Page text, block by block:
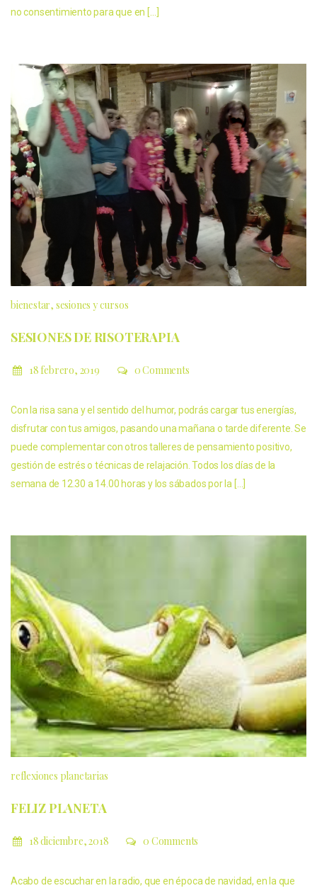
no consentimiento para que en […]
bienestar sesiones y cursos
SESIONES DE RISOTERAPIA
18 febrero, 2019 0 Comments
Con la risa sana y el sentido del humor, podrás cargar tus energías,
disfrutar con tus amigos, pasando una mañana o tarde diferente. Se
puede complementar con otros talleres de pensamiento positivo,
gestión de estrés o técnicas de relajación. Todos los días de la
semana de 12.30 a 14.00 horas y los sábados por la […]
reflexiones planetarias
FELIZ PLANETA
18 diciembre, 2018 0 Comments
Acabo de escuchar en la radio, que en época de navidad, en la que